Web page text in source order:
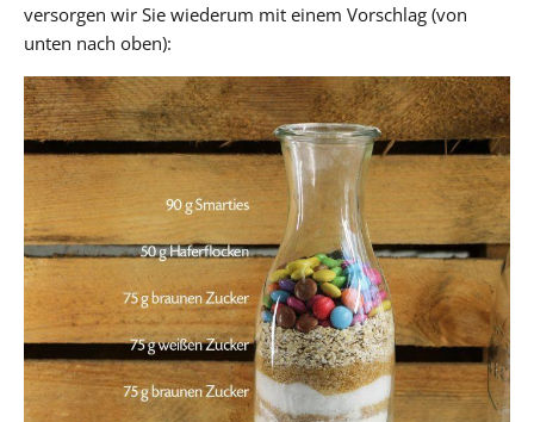
versorgen wir Sie wiederum mit einem Vorschlag (von
unten nach oben):